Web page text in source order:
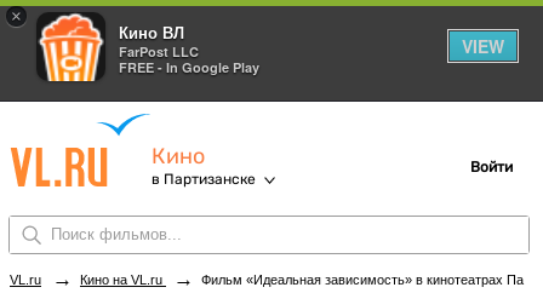
×
Кино ВЛ
FarPost LLC
FREE - In Google Play
VIEW
Кино
в Партизанске
Войти
VL.ru → Кино на VL.ru → Фильм «Идеальная зависимость» в кинотеатрах Партизанска. Купить билеты!